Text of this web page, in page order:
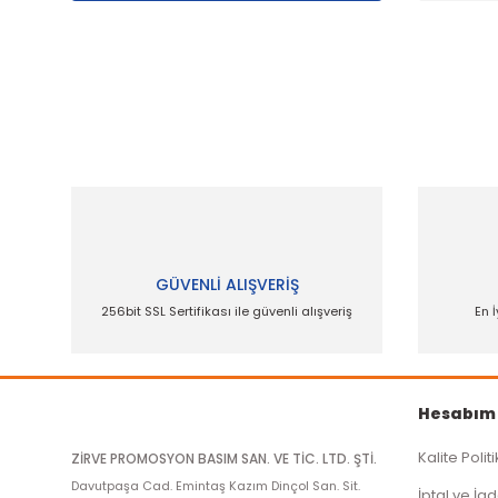
Ürün fiyatı diğer sitelerden daha pahalı.
Bu ürüne benzer farklı alternatifler olmalı.
GÜVENLİ ALIŞVERİŞ
256bit SSL Sertifikası ile güvenli alışveriş En
ZİRVE PROMOSYON BASIM SAN. VE TİC. LTD. ŞTİ.
Davutpaşa Cad. Emintaş Kazım Dinçol San. Sit.
Hesabım
Kalite